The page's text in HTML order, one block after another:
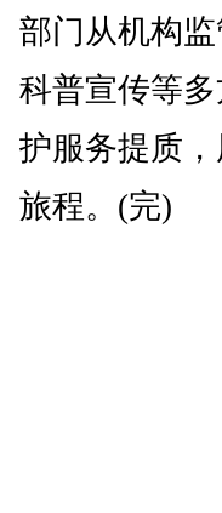
部门从机构
科普宣传等
护服务提质
旅程。(完)